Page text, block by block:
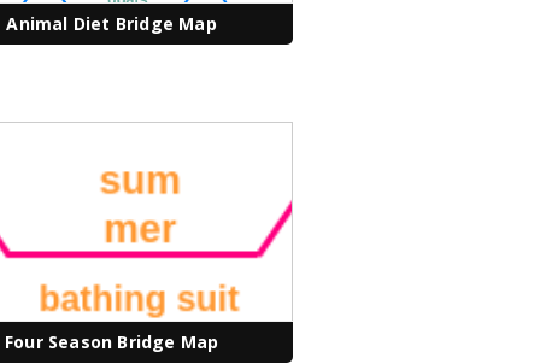
Animal Diet Bridge Map
Four Season Bridge Map